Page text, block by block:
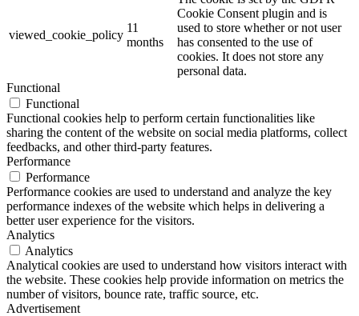
viewed_cookie_policy
11
months
Cookie Consent plugin and is
used to store whether or not user
has consented to the use of
cookies. It does not store any
personal data.
Functional
Functional
Functional cookies help to perform certain functionalities like
sharing the content of the website on social media platforms, collect
feedbacks, and other third-party features.
Performance
Performance
Performance cookies are used to understand and analyze the key
performance indexes of the website which helps in delivering a
better user experience for the visitors.
Analytics
Analytics
Analytical cookies are used to understand how visitors interact with
the website. These cookies help provide information on metrics the
number of visitors, bounce rate, traffic source, etc.
Advertisement